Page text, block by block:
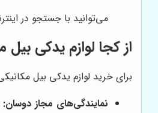
می‌توانید با جستجو در
از کجا لوازم یدکی
برای خرید لوازم یدکی بیل
نمایندگی‌های مجاز دوسان: